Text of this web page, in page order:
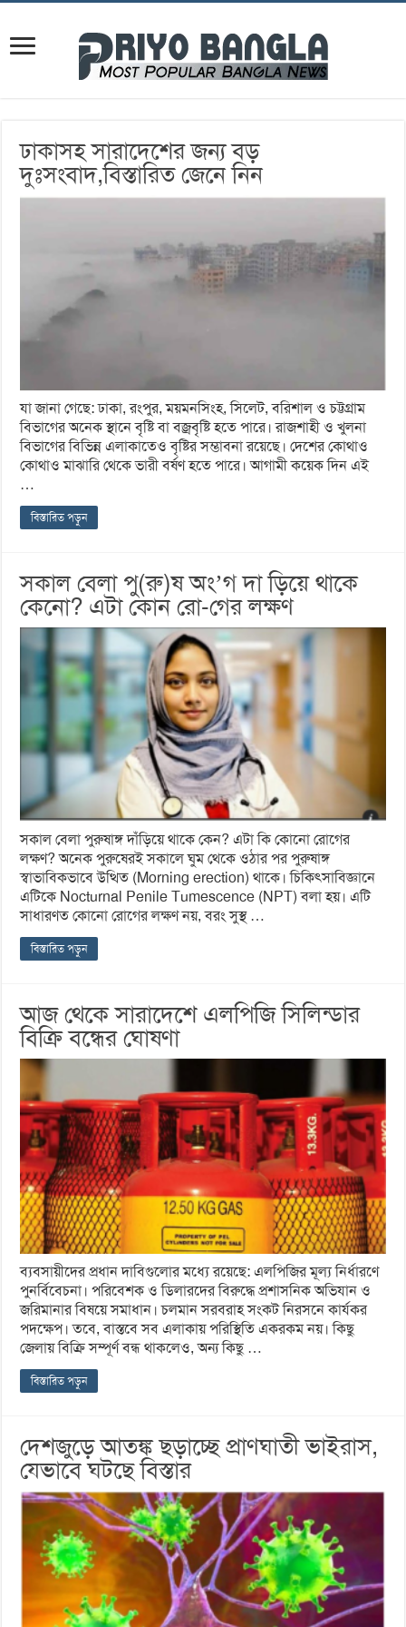
ঢাকাসহ সারাদেশের জন্য বড়
দুঃসংবাদ,বিস্তারিত জেনে নিন
যা জানা গেছে: ঢাকা, রংপুর, ময়মনসিংহ, সিলেট, বরিশাল ও চট্টগ্রাম
বিভাগের অনেক স্থানে বৃষ্টি বা বজ্রবৃষ্টি হতে পারে। রাজশাহী ও খুলনা
বিভাগের বিভিন্ন এলাকাতেও বৃষ্টির সম্ভাবনা রয়েছে। দেশের কোথাও
কোথাও মাঝারি থেকে ভারী বর্ষণ হতে পারে। আগামী কয়েক দিন এই
…
বিস্তারিত পড়ুন
সকাল বেলা পু(রু)ষ অং’গ দা ড়িয়ে থাকে
কেনো? এটা কোন রো-গের লক্ষণ
সকাল বেলা পুরুষাঙ্গ দাঁড়িয়ে থাকে কেন? এটা কি কোনো রোগের
লক্ষণ? অনেক পুরুষেরই সকালে ঘুম থেকে ওঠার পর পুরুষাঙ্গ
স্বাভাবিকভাবে উত্থিত (Morning erection) থাকে। চিকিৎসাবিজ্ঞানে
এটিকে Nocturnal Penile Tumescence (NPT) বলা হয়। এটি
সাধারণত কোনো রোগের লক্ষণ নয়, বরং সুস্থ …
বিস্তারিত পড়ুন
আজ থেকে সারাদেশে এলপিজি সিলিন্ডার
বিক্রি বন্ধের ঘোষণা
ব্যবসায়ীদের প্রধান দাবিগুলোর মধ্যে রয়েছে: এলপিজির মূল্য নির্ধারণে
পুনর্বিবেচনা। পরিবেশক ও ডিলারদের বিরুদ্ধে প্রশাসনিক অভিযান ও
জরিমানার বিষয়ে সমাধান। চলমান সরবরাহ সংকট নিরসনে কার্যকর
পদক্ষেপ। তবে, বাস্তবে সব এলাকায় পরিস্থিতি একরকম নয়। কিছু
জেলায় বিক্রি সম্পূর্ণ বন্ধ থাকলেও, অন্য কিছু …
বিস্তারিত পড়ুন
দেশজুড়ে আতঙ্ক ছড়াচ্ছে প্রাণঘাতী ভাইরাস,
যেভাবে ঘটছে বিস্তার